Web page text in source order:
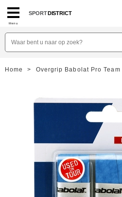
Menu
SPORTDISTRICT
Home > Overgrip Babolat Pro Team